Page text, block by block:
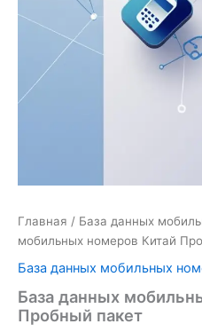
Главная / База данных
мобильных номеров Китай
База данных мобильных
База данных
Пробный пакет